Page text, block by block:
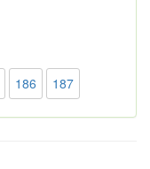
186 187